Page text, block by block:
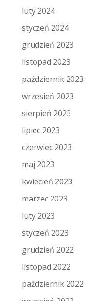
luty 2024
styczeń 2024
grudzień 2023
listopad 2023
październik 2023
wrzesień 2023
sierpień 2023
lipiec 2023
czerwiec 2023
maj 2023
kwiecień 2023
marzec 2023
luty 2023
styczeń 2023
grudzień 2022
listopad 2022
październik 2022